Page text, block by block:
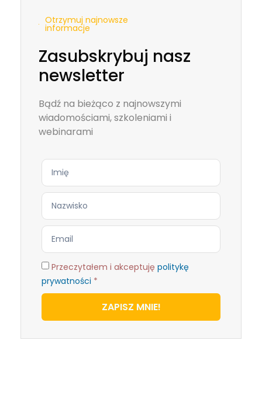
Otrzymuj najnowsze
informacje
Zasubskrybuj nasz
newsletter
Bądź na bieżąco z najnowszymi
wiadomościami, szkoleniami i
webinarami
Przeczytałem i akceptuję politykę
prywatności *
ZAPISZ MNIE!